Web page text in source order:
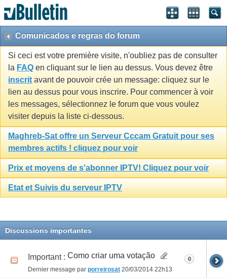
Comunicados e regras do forum
Si ceci est votre première visite, n'oubliez pas de consulter
la FAQ en cliquant sur le lien au dessus. Vous devez être
inscrit avant de pouvoir crée un message: cliquez sur le
lien au dessus pour vous inscrire. Pour commencer à voir
les messages, sélectionnez le forum que vous voulez
visiter depuis la liste ci-dessous.
Maghreb-Sat offre un Serveur Cccam Gratuit pour ses
membres actifs ! cliquez pour voir
Prix et moyens de s'abonner IPTV! Cliquez pour voir
Etat et Suivis du serveur IPTV
Discussions importantes
Important : Como criar uma votação
Dernier message par porreirosat 20/03/2014 22h13
0